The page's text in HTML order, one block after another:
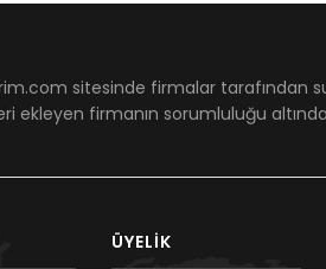
sitesinde firmalar tarafından
ekleyen firmanın sorumluluğu
ÜYELIK